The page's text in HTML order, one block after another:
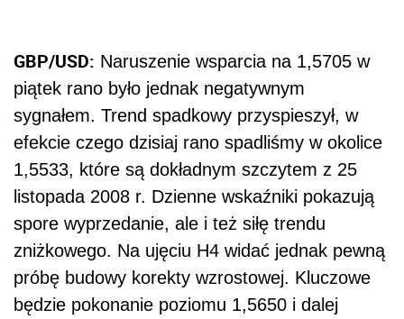
GBP/USD: Naruszenie wsparcia na 1,5705 w
piątek rano było jednak negatywnym
sygnałem. Trend spadkowy przyspieszył, w
efekcie czego dzisiaj rano spadliśmy w okolice
1,5533, które są dokładnym szczytem z 25
listopada 2008 r. Dzienne wskaźniki pokazują
spore wyprzedanie, ale i też siłę trendu
zniżkowego. Na ujęciu H4 widać jednak pewną
próbę budowy korekty wzrostowej. Kluczowe
będzie pokonanie poziomu 1,5650 i dalej